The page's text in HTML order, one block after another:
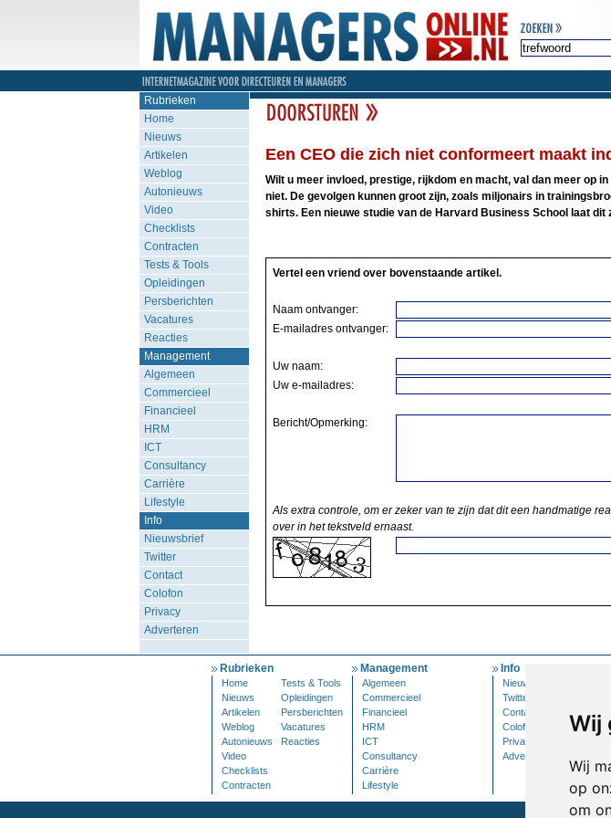
Wij
Wij
op
om
Rubrieken
Home
Nieuws
Artikelen
Weblog
Autonieuws
Video
Checklists
Contracten
Tests & Tools
Opleidingen
Persberichten
Vacatures
Reacties
Management
Algemeen
Commercieel
Financieel
HRM
ICT
Consultancy
Carrière
Lifestyle
Info
Nieuwsbrief
Twitter
Contact
Colofon
Privacy
Adverteren
Een CEO die zich niet conformeert maakt
Wilt u meer invloed, prestige, rijkdom en macht, val dan meer op
niet. De gevolgen kunnen groot zijn, zoals miljonairs in
shirts. Een nieuwe studie van de Harvard Business School laat dit
Vertel een vriend over bovenstaande artikel.
Naam ontvanger:
E-mailadres ontvanger:
Uw naam:
Uw e-mailadres:
Bericht/Opmerking:
Als extra controle, om er zeker van te zijn dat dit een handmatige
over in het tekstveld ernaast.
Rubrieken
Home
Tests & Tools
Nieuws
Opleidingen
Artikelen
Persberichten
Weblog
Vacatures
Autonieuws
Reacties
Video
Checklists
Contracten
Management
Algemeen
Commercieel
Financieel
HRM
ICT
Consultancy
Carrière
Lifestyle
Info
Nieuwsbrief
Twitter
Contact
Colofon
Privacy
Adverteren